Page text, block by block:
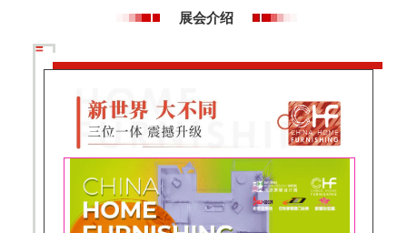
资料下载
展会介绍